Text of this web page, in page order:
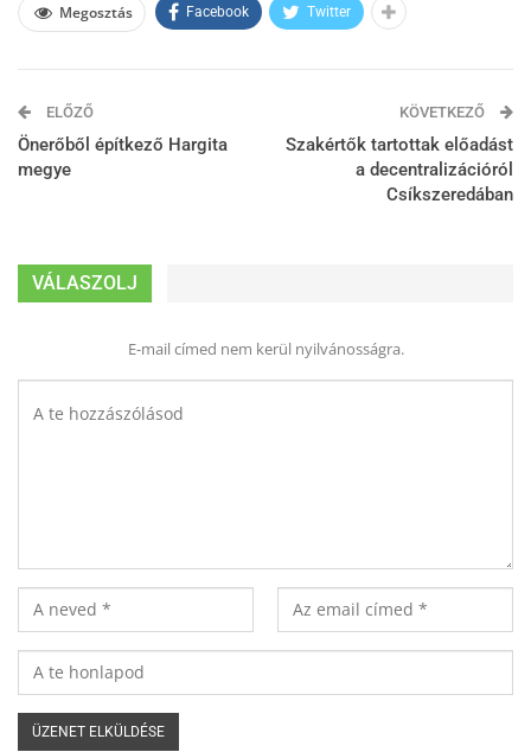
Megosztás Facebook Twitter
ELŐZŐ
Önerőből építkező Hargita
megye
KÖVETKEZŐ
Szakértők tartottak előadást
a decentralizációról
Csíkszeredában
VÁLASZOLJ
E-mail címed nem kerül nyilvánosságra.